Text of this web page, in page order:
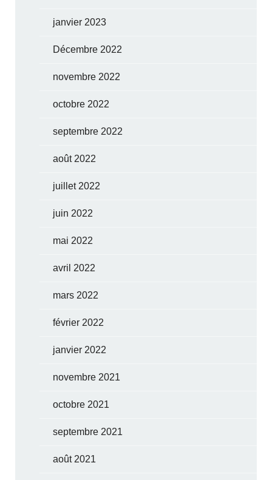
janvier 2023
Décembre 2022
novembre 2022
octobre 2022
septembre 2022
août 2022
juillet 2022
juin 2022
mai 2022
avril 2022
mars 2022
février 2022
janvier 2022
novembre 2021
octobre 2021
septembre 2021
août 2021